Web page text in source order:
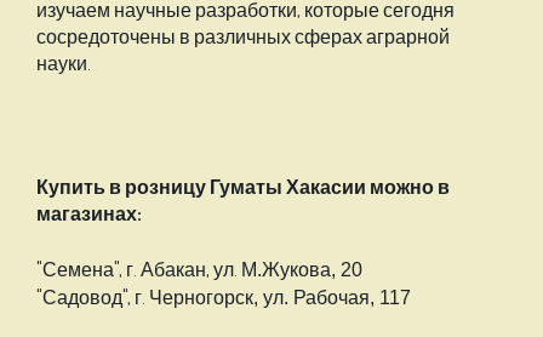
изучаем научные разработки, которые сегодня
сосредоточены в различных сферах аграрной
науки.
Купить в розницу Гуматы Хакасии можно в
магазинах:
"Семена", г. Абакан, ул. М.Жукова, 20
"Садовод", г. Черногорск, ул. Рабочая, 117